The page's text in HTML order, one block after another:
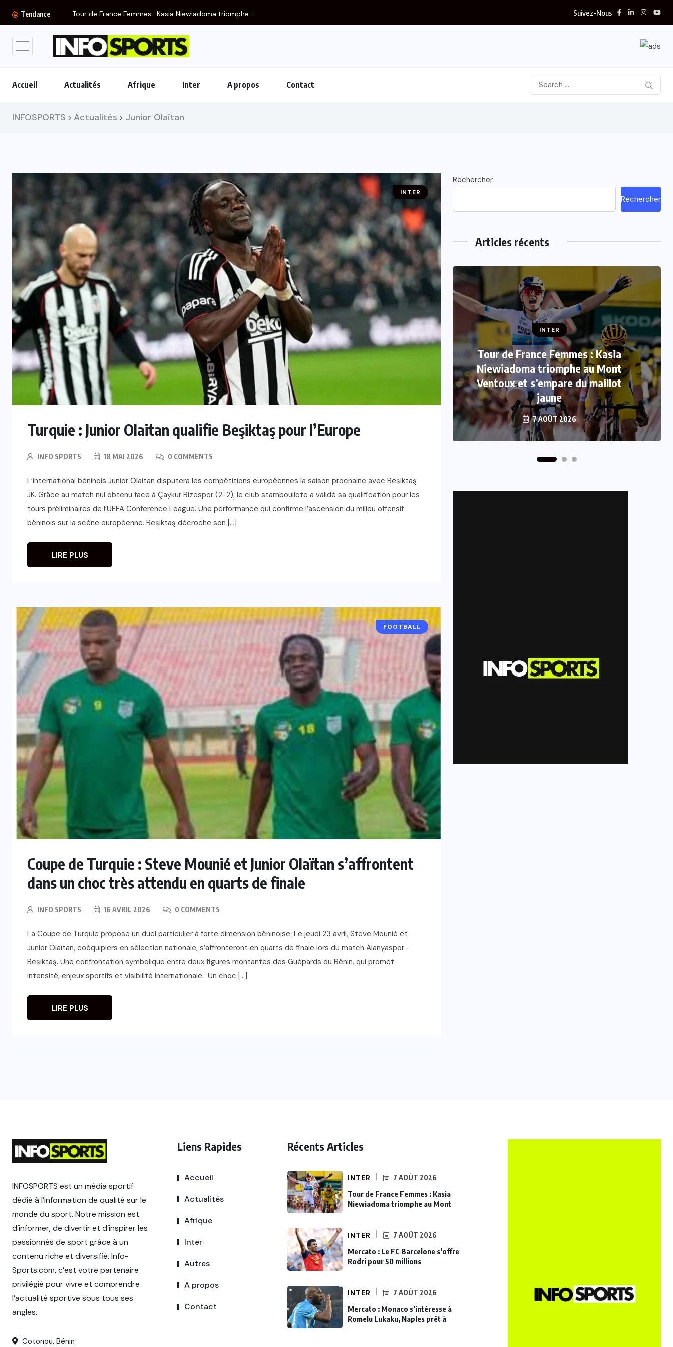
Tendance Tour de France Femmes : Kasia Niewiadoma triomphe... Suivez-Nous
Accueil Actualités Afrique Inter A propos Contact
INFOSPORTS > Actualités > Junior Olaïtan
INTER
Turquie : Junior Olaitan qualifie Beşiktaş pour l’Europe
INFO SPORTS 18 MAI 2026 0 COMMENTS
L’international béninois Junior Olaitan disputera les compétitions européennes la saison prochaine avec Beşiktaş
JK. Grâce au match nul obtenu face à Çaykur Rizespor (2-2), le club stambouliote a validé sa qualification pour les
tours préliminaires de l’UEFA Conference League. Une performance qui confirme l’ascension du milieu offensif
béninois sur la scène européenne. Beşiktaş décroche son […]
LIRE PLUS
FOOTBALL
Coupe de Turquie : Steve Mounié et Junior Olaïtan s’affrontent
dans un choc très attendu en quarts de finale
INFO SPORTS 16 AVRIL 2026 0 COMMENTS
La Coupe de Turquie propose un duel particulier à forte dimension béninoise. Le jeudi 23 avril, Steve Mounié et
Junior Olaïtan, coéquipiers en sélection nationale, s’affronteront en quarts de finale lors du match Alanyaspor–
Beşiktaş. Une confrontation symbolique entre deux figures montantes des Guépards du Bénin, qui promet
intensité, enjeux sportifs et visibilité internationale. Un choc […]
LIRE PLUS
Rechercher
Rechercher
Articles récents
INTER
Mercato : Monaco s’intéresse à
Romelu Lukaku, Naples prêt à le
laisser partir
INTER
Tour de France Femmes : Kasia
Niewiadoma triomphe au Mont
Ventoux et s’empare du maillot
INTER
Mercato : Le FC Barcelone s’offre
Rodri pour 50 millions d’euros
7 AOÛT 2026
INFOSPORTS est un média sportif
dédié à l’information de qualité sur le
monde du sport. Notre mission est
d’informer, de divertir et d’inspirer les
passionnés de sport grâce à un
contenu riche et diversifié. Info-
Sports.com, c’est votre partenaire
privilégié pour vivre et comprendre
l’actualité sportive sous tous ses
angles.
Cotonou, Bénin
Liens Rapides
Accueil
Actualités
Afrique
Inter
Autres
A propos
Contact
Récents Articles
INTER 7 AOÛT 2026
Tour de France Femmes : Kasia
Niewiadoma triomphe au Mont
INTER 7 AOÛT 2026
Mercato : Le FC Barcelone s’offre
Rodri pour 50 millions
INTER 7 AOÛT 2026
Mercato : Monaco s’intéresse à
Romelu Lukaku, Naples prêt à